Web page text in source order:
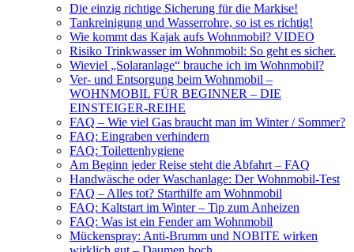
Die einzig richtige Sicherung für die Markise!
Tankreinigung und Wasserrohre, so ist es richtig!
Wie kommt das Kajak aufs Wohnmobil? VIDEO
Risiko Trinkwasser im Wohnmobil: So geht es sicher.
Wieviel „Solaranlage“ brauche ich im Wohnmobil?
Ver- und Entsorgung beim Wohnmobil –
WOHNMOBIL FÜR BEGINNER – DIE
EINSTEIGER-REIHE
FAQ – Wie viel Gas braucht man im Winter / Sommer?
FAQ: Eingraben verhindern
FAQ: Toilettenhygiene
Am Beginn jeder Reise steht die Abfahrt – FAQ
Handwäsche oder Waschanlage: Der Wohnmobil-Test
FAQ – Alles tot? Starthilfe am Wohnmobil
FAQ: Kaltstart im Winter – Tip zum Anheizen
FAQ: Was ist ein Fender am Wohnmobil
Mückenspray: Anti-Brumm und NOBITE wirken